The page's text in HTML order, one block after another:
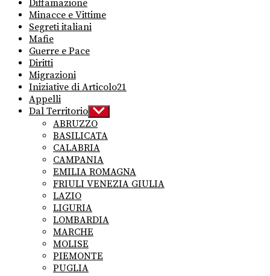
Diffamazione
Minacce e Vittime
Segreti italiani
Mafie
Guerre e Pace
Diritti
Migrazioni
Iniziative di Articolo21
Appelli
Dal Territorio Show
sub
menu
ABRUZZO
BASILICATA
CALABRIA
CAMPANIA
EMILIA ROMAGNA
FRIULI VENEZIA GIULIA
LAZIO
LIGURIA
LOMBARDIA
MARCHE
MOLISE
PIEMONTE
PUGLIA